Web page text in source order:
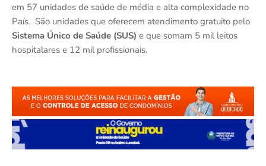
em 57 unidades de saúde de média e alta complexidade no
País. São unidades que oferecem atendimento gratuito pelo
Sistema Único de Saúde (SUS) e que somam 5 mil leitos
hospitalares e 12 mil profissionais.